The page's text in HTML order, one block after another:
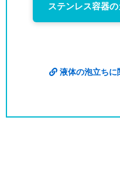
ステンレス容器
液体の泡立ちに